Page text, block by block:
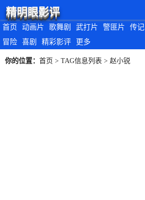
首页 动画片 歌舞剧 武打片 警匪片 传记
冒险
喜剧 精彩影评 更多
精明眼影评
你的位置： 首页 > TAG信息列表 > 赵小锐